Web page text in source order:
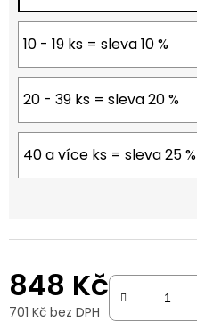
10 - 19 ks = sleva 10 %
20 - 39 ks = sleva 20 %
40 a více ks = sleva 25 %
848 Kč
701 Kč bez DPH